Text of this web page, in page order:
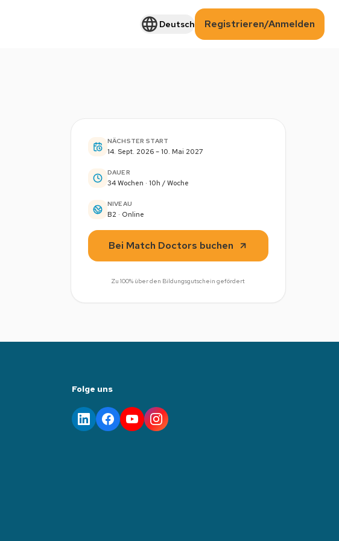
Deutsch Registrieren/Anmelden
NÄCHSTER START
14. Sept. 2026 – 10. Mai 2027
DAUER
34 Wochen · 10h / Woche
NIVEAU
B2 · Online
Bei Match Doctors buchen
Zu 100% über den Bildungsgutschein gefördert
Folge uns